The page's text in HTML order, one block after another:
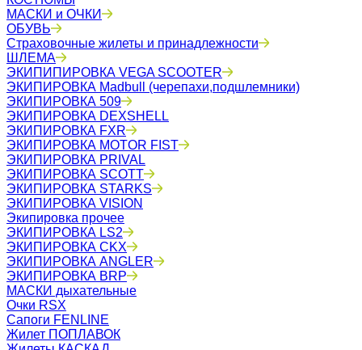
МАСКИ и ОЧКИ
ОБУВЬ
Страховочные жилеты и принадлежности
ШЛЕМА
ЭКИПИПИРОВКА VEGA SCOOTER
ЭКИПИРОВКА Madbull (черепахи,подшлемники)
ЭКИПИРОВКА 509
ЭКИПИРОВКА DEXSHELL
ЭКИПИРОВКА FXR
ЭКИПИРОВКА MOTOR FIST
ЭКИПИРОВКА PRIVAL
ЭКИПИРОВКА SCOTT
ЭКИПИРОВКА STARKS
ЭКИПИРОВКА VISION
Экипировка прочее
ЭКИПИРОВКА LS2
ЭКИПИРОВКА CKX
ЭКИПИРОВКА ANGLER
ЭКИПИРОВКА BRP
МАСКИ дыхательные
Очки RSX
Сапоги FENLINE
Жилет ПОПЛАВОК